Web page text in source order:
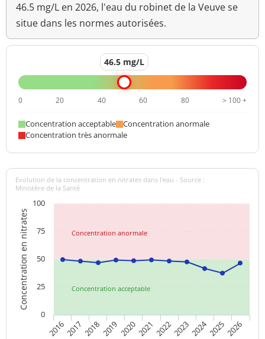
46.5 mg/L en 2026, l'eau du robinet de la Veuve se
situe dans les normes autorisées.
46.5 mg/L
0 20 40 60 80 > 100 +
Concentration acceptable
Concentration anormale
Concentration très anormale
Concentration acceptable
Concentration anormale
Concentration en nitrates
Evolution de la concentration en nitrates dans l'eau - Source :
Ministère de la Santé
20162017 201820192020202120222023202420252026
0
25
50
75
100